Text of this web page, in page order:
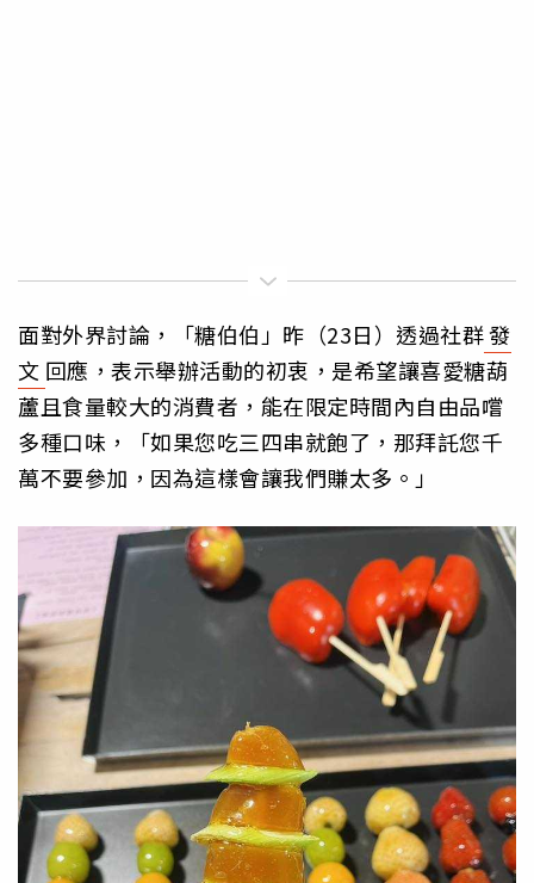
面對外界討論，「糖伯伯」昨（23日）透過社群發
文 回應，表示舉辦活動的初衷，是希望讓喜愛糖葫
蘆且食量較大的消費者，能在限定時間內自由品嚐
多種口味，「如果您吃三四串就飽了，那拜託您千
萬不要參加，因為這樣會讓我們賺太多。」